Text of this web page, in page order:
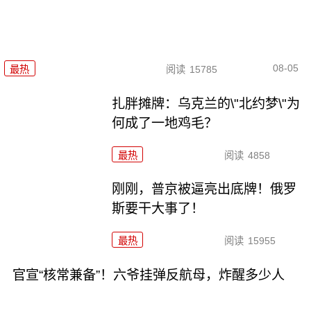
最热 阅读 15785 08-05
扎胖摊牌：乌克兰的\"北约梦\"为
何成了一地鸡毛？
最热 阅读 4858
刚刚，普京被逼亮出底牌！俄罗
斯要干大事了！
最热 阅读 15955
官宣“核常兼备”！六爷挂弹反航母，炸醒多少人